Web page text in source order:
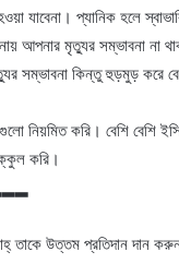
যাবেনা। প্যানিক হলে
আপনার মৃত্যুর সম্ভাবনা না
সম্ভাবনা কিন্তু হুড়মুড় করে
নিয়মিত করি। বেশি বেশি
করি।
তাকে উত্তম প্রতিদান দান